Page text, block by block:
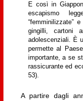
E così in
escapismo
“femminilizzate”
gingilli, cartoni
adolescenziali. È
permette al
importante, a se
rassicurante ed
53).
A partire dagli